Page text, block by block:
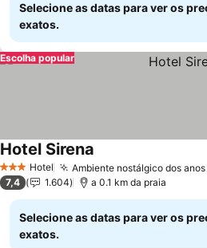
Selecione as datas para ver os
exatos.
Escolha popular
3 EstrelasHotel Ambiente nostálgico dos
Hotel Sirena
7,4 1.604 a 0.1 km da praia
Selecione as datas para ver os
exatos.